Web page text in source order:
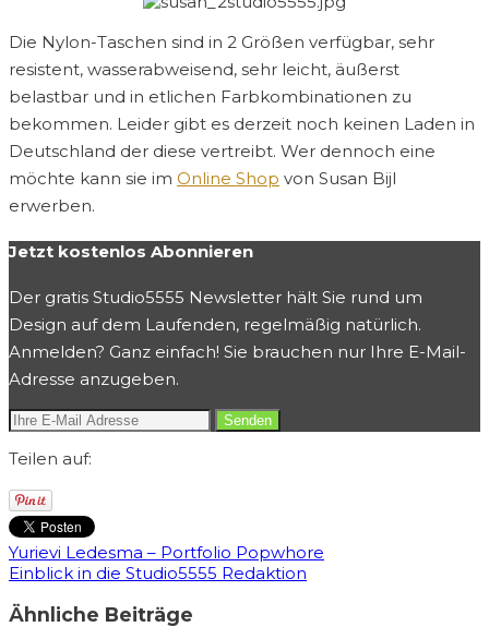
Die Nylon-Taschen sind in 2 Größen verfügbar, sehr
resistent, wasserabweisend, sehr leicht, äußerst
belastbar und in etlichen Farbkombinationen zu
bekommen. Leider gibt es derzeit noch keinen Laden in
Deutschland der diese vertreibt. Wer dennoch eine
möchte kann sie im Online Shop von Susan Bijl
erwerben.
Jetzt kostenlos Abonnieren
Der gratis Studio5555 Newsletter hält Sie rund um
Design auf dem Laufenden, regelmäßig natürlich.
Anmelden? Ganz einfach! Sie brauchen nur Ihre E-Mail-
Adresse anzugeben.
Teilen auf:
Yurievi Ledesma – Portfolio Popwhore
Einblick in die Studio5555 Redaktion
Ähnliche Beiträge